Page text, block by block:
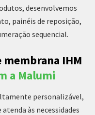
desenvolvemos
painéis de reposição,
sequencial.
IHM
a Malumi
personalizável,
às necessidades